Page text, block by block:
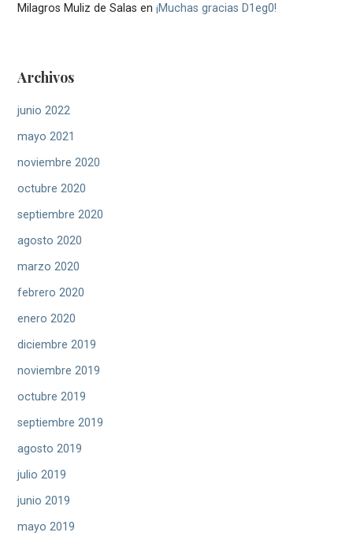
Milagros Muliz de Salas en¡Muchas gracias D1eg0!
Archivos
junio 2022
mayo 2021
noviembre 2020
octubre 2020
septiembre 2020
agosto 2020
marzo 2020
febrero 2020
enero 2020
diciembre 2019
noviembre 2019
octubre 2019
septiembre 2019
agosto 2019
julio 2019
junio 2019
mayo 2019